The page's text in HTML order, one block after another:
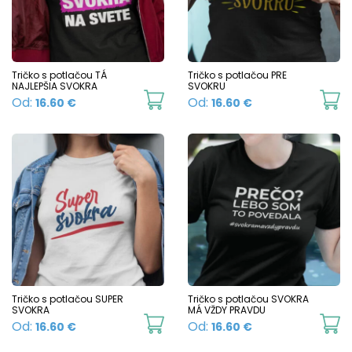
Tričko s potlačou TÁ
NAJLEPŠIA SVOKRA
Od: 16.60 €
This
has
multiple
variants.
The
options
may
be
chosen
on
Tričko s potlačou PRE
SVOKRU
Od: 16.60 €
Tričko s potlačou SUPER
SVOKRA
Od: 16.60 €
This
Tričko s potlačou SVOKRA
MÁ VŽDY PRAVDU
Od: 16.60 €